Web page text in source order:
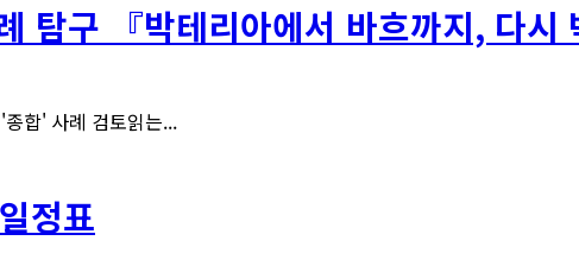
탐구 『박테리아에서 바흐까지, 다
합' 사례 검토읽는...
정표